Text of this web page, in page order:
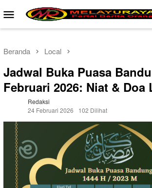
ke
Menu
Mobile
Beranda Local
Jadwal Buka Puasa
Februari 2026: Niat & Doa
Redaksi
24 Februari 2026
102 Dilihat